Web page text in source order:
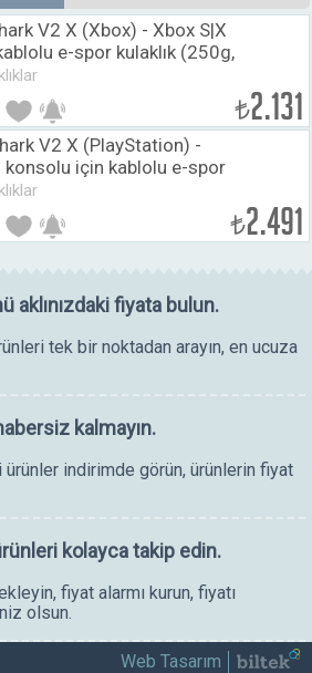
V2 X (Xbox) - Xbox S|X
e-spor kulaklık (250g,
50mm sürücüler, pasif
3,5mm konektör)
₺2.131
V2 X (PlayStation) -
konsolu için kablolu e-spor
kardioid mikrofon, 50mm
gürültü engelleme,
₺2.491
aklınızdaki fiyata bulun.
tek bir noktadan arayın, en ucuza
kalmayın.
ürünler indirimde görün, ürünlerin fiyat
kolayca takip edin.
fiyat alarmı kurun, fiyatı
olsun.
Web Tasarım